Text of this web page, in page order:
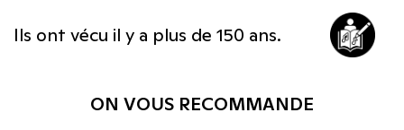
Ils ont vécu il y a plus de 150 ans.
ON VOUS RECOMMANDE